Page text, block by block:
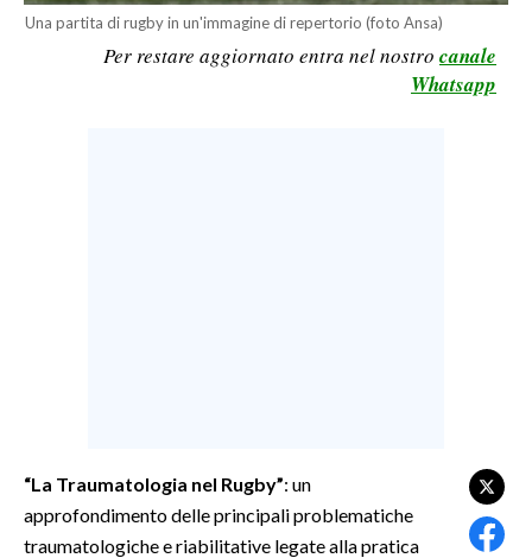
LAVORO
CULTURA
Una partita di rugby in un'immagine di repertorio (foto Ansa)
Per restare aggiornato entra nel nostro canale
Whatsapp
“La Traumatologia nel Rugby”: un
approfondimento delle principali problematiche
traumatologiche e riabilitative legate alla pratica